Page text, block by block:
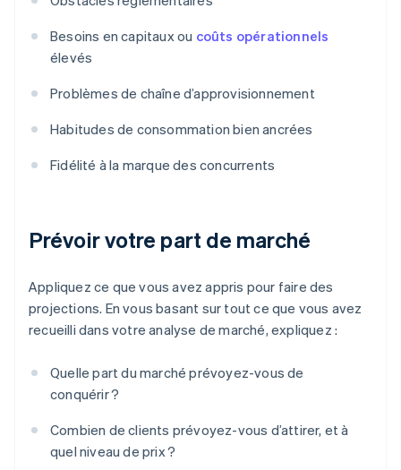
Besoins en capitaux ou coûts opérationnels
élevés
Problèmes de chaîne d’approvisionnement
Habitudes de consommation bien ancrées
Fidélité à la marque des concurrents
Prévoir votre part de marché
Appliquez ce que vous avez appris pour faire des
projections. En vous basant sur tout ce que vous avez
recueilli dans votre analyse de marché, expliquez :
Quelle part du marché prévoyez-vous de
conquérir ?
Combien de clients prévoyez-vous d’attirer, et à
quel niveau de prix ?